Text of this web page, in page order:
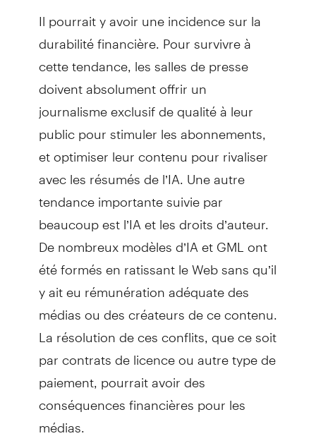
Il pourrait y avoir une incidence sur la
durabilité financière. Pour survivre à
cette tendance, les salles de presse
doivent absolument offrir un
journalisme exclusif de qualité à leur
public pour stimuler les abonnements,
et optimiser leur contenu pour rivaliser
avec les résumés de l’IA. Une autre
tendance importante suivie par
beaucoup est l’IA et les droits d’auteur.
De nombreux modèles d’IA et GML ont
été formés en ratissant le Web sans qu’il
y ait eu rémunération adéquate des
médias ou des créateurs de ce contenu.
La résolution de ces conflits, que ce soit
par contrats de licence ou autre type de
paiement, pourrait avoir des
conséquences financières pour les
médias.